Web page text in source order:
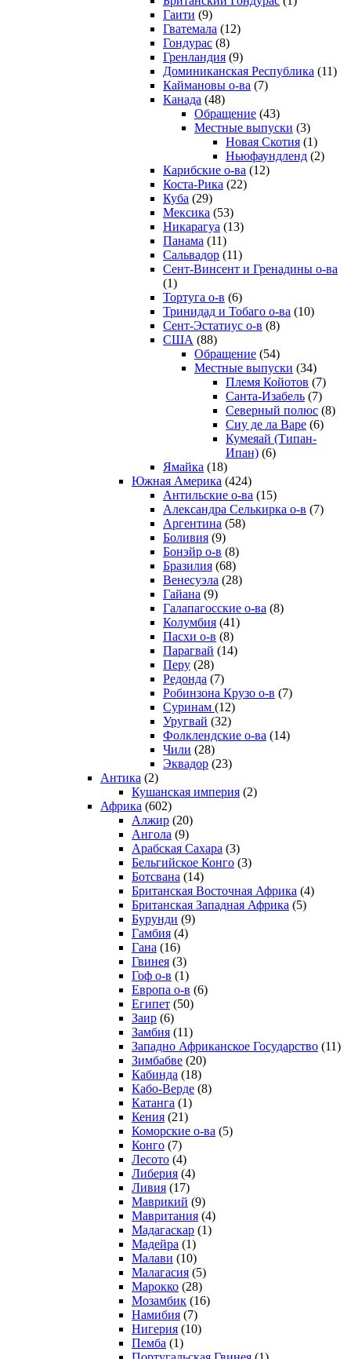
Гаити (9)
Гватемала (12)
Гондурас (8)
Гренландия (9)
Доминиканская Республика (11)
Каймановы о-ва (7)
Канада (48)
Обращение (43)
Местные выпуски (3)
Новая Скотия (1)
Ньюфаундленд (2)
Карибские о-ва (12)
Коста-Рика (22)
Куба (29)
Мексика (53)
Никарагуа (13)
Панама (11)
Сальвадор (11)
Сент-Винсент и Гренадины о-ва
(1)
Тортуга о-в (6)
Тринидад и Тобаго о-ва (10)
Сент-Эстатиус о-в (8)
США (88)
Обращение (54)
Местные выпуски (34)
Племя Койотов (7)
Санта-Изабель (7)
Северный полюс (8)
Сиу де ла Варе (6)
Кумеяай (Типан-
Ипан) (6)
Ямайка (18)
Южная Америка (424)
Антильские о-ва (15)
Александра Селькирка о-в (7)
Аргентина (58)
Боливия (9)
Бонэйр о-в (8)
Бразилия (68)
Венесуэла (28)
Гайана (9)
Галапагосские о-ва (8)
Колумбия (41)
Пасхи о-в (8)
Парагвай (14)
Перу (28)
Редонда (7)
Робинзона Крузо о-в (7)
Суринам (12)
Уругвай (32)
Фолклендские о-ва (14)
Чили (28)
Эквадор (23)
Антика (2)
Кушанская империя (2)
Африка (602)
Алжир (20)
Ангола (9)
Арабская Сахара (3)
Бельгийское Конго (3)
Ботсвана (14)
Британская Восточная Африка (4)
Британская Западная Африка (5)
Бурунди (9)
Гамбия (4)
Гана (16)
Гвинея (3)
Гоф о-в (1)
Европа о-в (6)
Египет (50)
Заир (6)
Замбия (11)
Западно Африканское Государство (11)
Зимбабве (20)
Кабинда (18)
Кабо-Верде (8)
Катанга (1)
Кения (21)
Коморcкие о-ва (5)
Конго (7)
Лесото (4)
Либерия (4)
Ливия (17)
Маврикий (9)
Мавритания (4)
Мадагаскар (1)
Мадейра (1)
Малави (10)
Малагасия (5)
Марокко (28)
Мозамбик (16)
Намибия (7)
Нигерия (10)
Пемба (1)